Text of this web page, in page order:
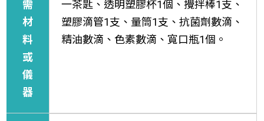
需
材
料
或
儀
器
一茶匙、透明塑膠杯1個、攪拌棒1支、
塑膠滴管1支、量筒1支、抗菌劑數滴、
精油數滴、色素數滴、寬口瓶1個。